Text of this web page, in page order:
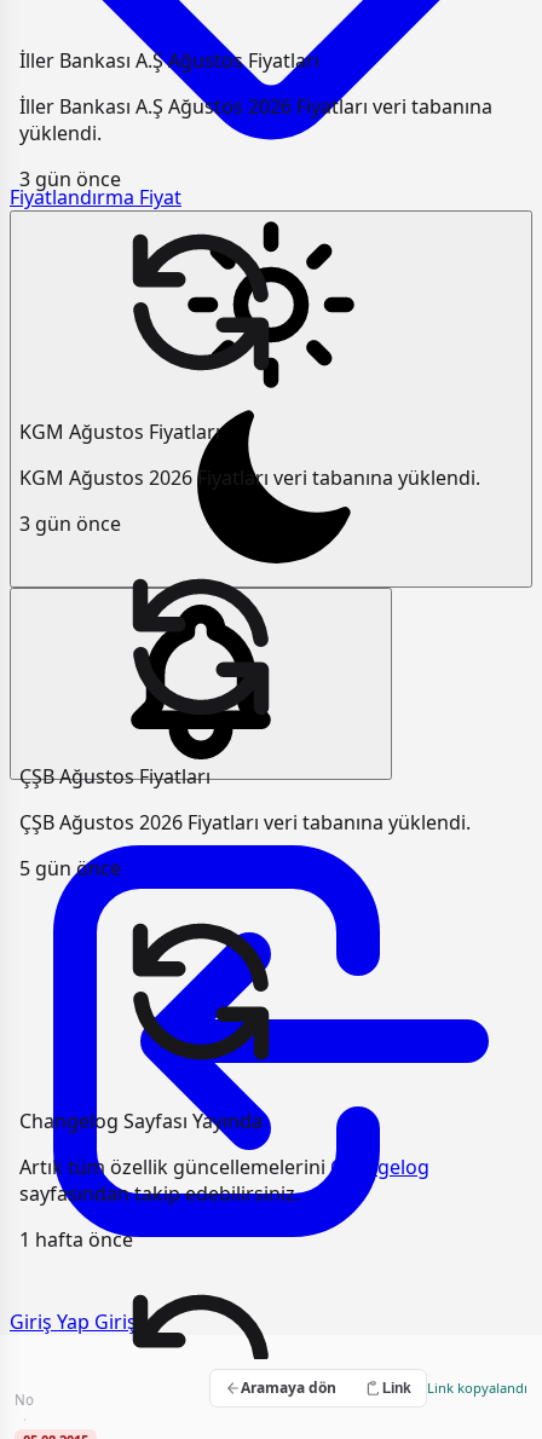
Fiyatlandırma Fiyat
İller Bankası A.Ş Ağustos Fiyatları
İller Bankası A.Ş Ağustos 2026 Fiyatları veri tabanına
yüklendi.
3 gün önce
KGM Ağustos Fiyatları
KGM Ağustos 2026 Fiyatları veri tabanına yüklendi.
3 gün önce
ÇŞB Ağustos Fiyatları
ÇŞB Ağustos 2026 Fiyatları veri tabanına yüklendi.
5 gün önce
Changelog Sayfası Yayında
Artık tüm özellik güncellemeleriniChangelog
sayfasından takip edebilirsiniz.
1 hafta önce
Giriş Yap Giriş
Genel Temizlik Hizmeti Alımı
No
·
Aramaya dön Link Link kopyalandı